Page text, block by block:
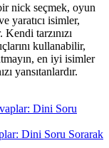
nick seçmek, oyun
yaratıcı isimler,
Kendi tarzınızı
kullanabilir,
en iyi isimler
yansıtanlardır.
Dini Soru Sorarak